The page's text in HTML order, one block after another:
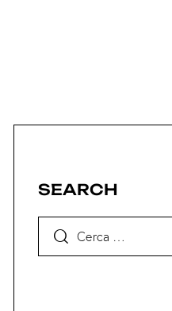
SEARCH